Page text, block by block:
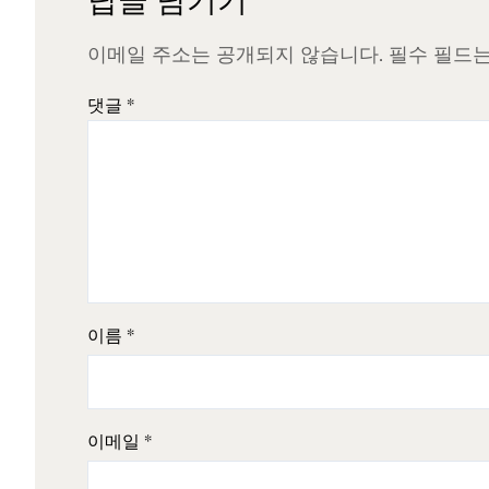
이메일 주소는 공개되지 않습니다. 필수 필드
댓글 *
이름 *
이메일 *